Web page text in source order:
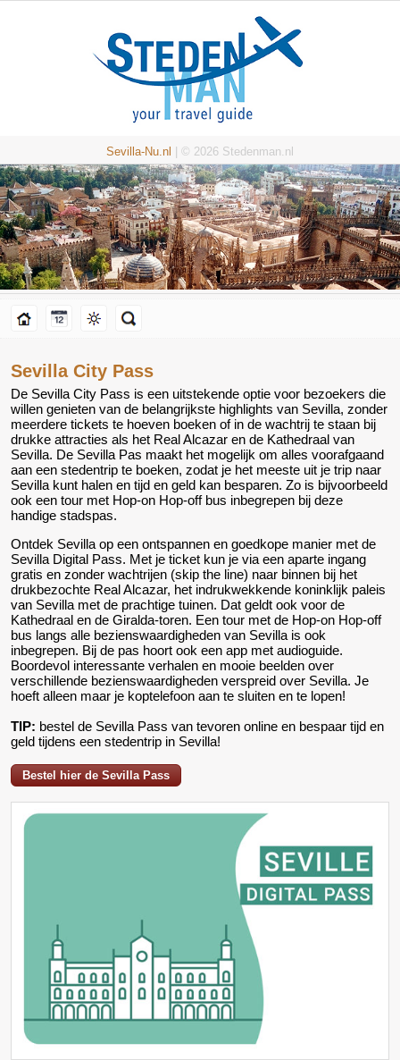
Sevilla-Nu.nl | © 2026 Stedenman.nl
Sevilla City Pass
De Sevilla City Pass is een uitstekende optie voor bezoekers die
willen genieten van de belangrijkste highlights van Sevilla, zonder
meerdere tickets te hoeven boeken of in de wachtrij te staan bij
drukke attracties als het Real Alcazar en de Kathedraal van
Sevilla. De Sevilla Pas maakt het mogelijk om alles voorafgaand
aan een stedentrip te boeken, zodat je het meeste uit je trip naar
Sevilla kunt halen en tijd en geld kan besparen. Zo is bijvoorbeeld
ook een tour met Hop-on Hop-off bus inbegrepen bij deze
handige stadspas.
Ontdek Sevilla op een ontspannen en goedkope manier met de
Sevilla Digital Pass. Met je ticket kun je via een aparte ingang
gratis en zonder wachtrijen (skip the line) naar binnen bij het
drukbezochte Real Alcazar, het indrukwekkende koninklijk paleis
van Sevilla met de prachtige tuinen. Dat geldt ook voor de
Kathedraal en de Giralda-toren. Een tour met de Hop-on Hop-off
bus langs alle bezienswaardigheden van Sevilla is ook
inbegrepen. Bij de pas hoort ook een app met audioguide.
Boordevol interessante verhalen en mooie beelden over
verschillende bezienswaardigheden verspreid over Sevilla. Je
hoeft alleen maar je koptelefoon aan te sluiten en te lopen!
TIP: bestel de Sevilla Pass van tevoren online en bespaar tijd en
geld tijdens een stedentrip in Sevilla!
Bestel hier de Sevilla Pass